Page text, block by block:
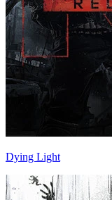
Dying Light